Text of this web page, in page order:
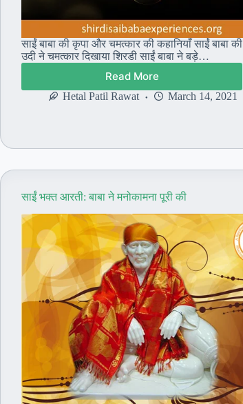
साईं बाबा की कृपा और चमत्कार की कहानियाँ साईं बाबा की
उदी ने चमत्कार दिखाया शिरडी साईं बाबा ने बड़े…
Read More
साईं
बाबा
चमत्कार
कहानियाँ:
1
Hetal Patil Rawat March 14, 2021
साईं भक्त आरती: बाबा ने मनोकामना पूरी की